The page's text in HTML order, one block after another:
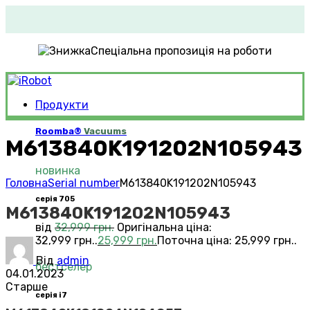
Спеціальна пропозиція на роботи
Продукти
Roomba® Vacuums
новинка
серія 705
від 32,999грн. Оригінальна ціна:
32,999 грн..25,999 грн.Поточна ціна: 25,999 грн..
бестселер
серія i7
M613840K191202N105943
ГоловнаSerial numberM613840K191202N105943
M613840K191202N105943
Від admin
04.01.2023
Старше